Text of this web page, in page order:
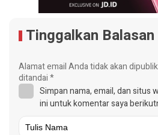
Tinggalkan Balasan
Alamat email Anda tidak akan
ditandai*
Simpan nama, email, dan situs
ini untuk komentar saya